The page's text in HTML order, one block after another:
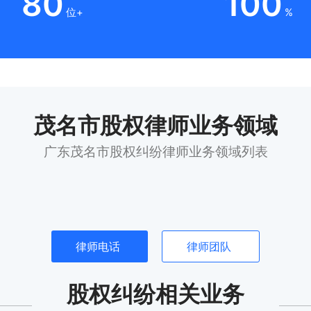
位+ %
茂名市股权律师业务领域
广东茂名市股权纠纷律师业务领域列表
律师电话 律师团队
股权纠纷相关业务